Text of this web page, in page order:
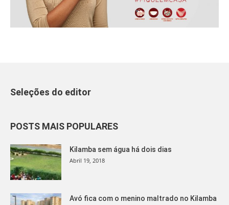
Seleções do editor
POSTS MAIS POPULARES
Kilamba sem água há dois dias
Abril 19, 2018
Avó fica com o menino maltrado no Kilamba